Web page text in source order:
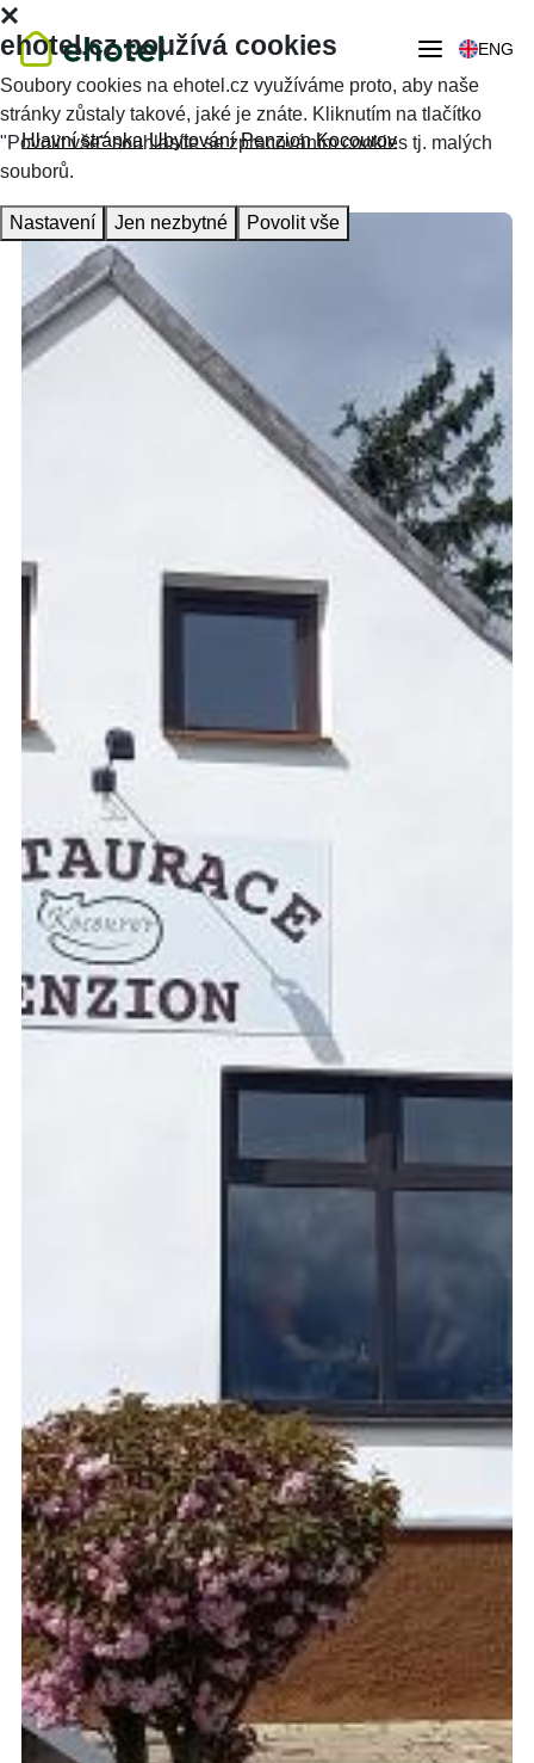
ENG
Hlavní stránka Ubytování Penzion Kocourov
ehotel.cz používá cookies
Soubory cookies na ehotel.cz využíváme proto, aby naše
stránky zůstaly takové, jaké je znáte. Kliknutím na tlačítko
"Povolit vše" souhlasíte se zpracováním cookies tj. malých
souborů.
Nastavení Jen nezbytné Povolit vše